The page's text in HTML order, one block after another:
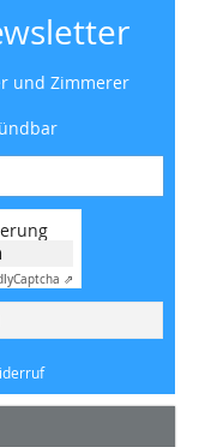
und Zimmerer
Captcha ⇗